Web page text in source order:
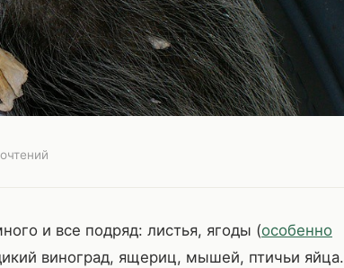
и все подряд: листья, ягоды (особенно
виноград, ящериц, мышей, птичьи яйца.